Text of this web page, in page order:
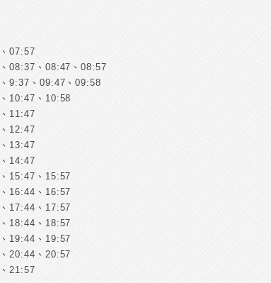
07:57
08:37、08:47、08:57
9:37、09:47、09:58
10:47、10:58
11:47
12:47
13:47
14:47
15:47、15:57
16:44、16:57
17:44、17:57
18:44、18:57
19:44、19:57
20:44、20:57
21:57